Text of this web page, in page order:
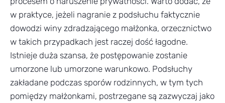
w praktyce, jeżeli nagranie z podsłuchu faktycznie
dowodzi winy zdradzającego małżonka, orzecznictwo
w takich przypadkach jest raczej dość łagodne.
Istnieje duża szansa, że postępowanie zostanie
umorzone lub umorzone warunkowo. Podsłuchy
zakładane podczas sporów rodzinnych, w tym tych
pomiędzy małżonkami, postrzegane są zazwyczaj jako